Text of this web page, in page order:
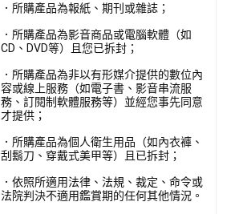
．所購產品為報紙、期刊或雜誌；
．所購產品為影音商品或電腦軟體（如
CD、DVD等）且您已拆封；
．所購產品為非以有形媒介提供的數位內
容或線上服務（如電子書、影音串流服
務、訂閱制軟體服務等）並經您事先同意
才提供；
．所購產品為個人衛生用品（如內衣褲、
刮鬍刀、穿戴式美甲等）且已拆封；
．依照所適用法律、法規、裁定、命令或
法院判決不適用鑑賞期的任何其他情況。